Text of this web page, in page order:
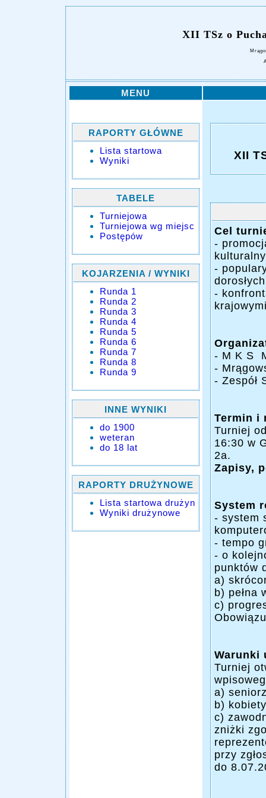
XII TSz o
MENU
RAPORTY GŁÓWNE
Lista startowa
Wyniki
TABELE
Turniejowa
Turniejowa wg miejsc
Postępów
KOJARZENIA / WYNIKI
Runda 1
Runda 2
Runda 3
Runda 4
Runda 5
Runda 6
Runda 7
Runda 8
Runda 9
INNE WYNIKI
do 1900
weteran
do 18 lat
RAPORTY DRUŻYNOWE
Lista startowa drużyn
Wyniki drużynowe
XII
Cel
-
-
dorosłych
-
- M K S
-
- Zespół
Termin i
Turniej
16:30 w
2a.
Zapisy,
System
- system
- tempo
- o
punktów
a)
b) pełna
c)
Warunki
Turniej
a)
b)
c)
zniżki
przy
do